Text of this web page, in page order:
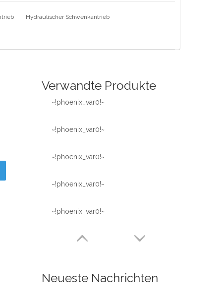
Français
Hydraulischer Schwenkantrieb
Verwandte Produkte
~!phoenix_var0!~
~!phoenix_var0!~
~!phoenix_var0!~
~!phoenix_var0!~
~!phoenix_var0!~
Neueste Nachrichten